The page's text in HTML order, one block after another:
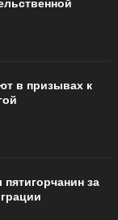
в призывах к
за